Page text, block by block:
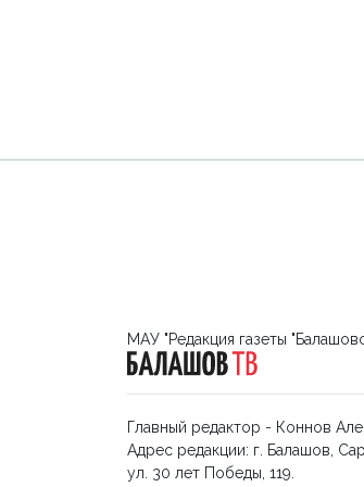
МАУ "Редакция газеты
Главный редактор - Коннов
Адрес редакции: г. Балашов,
ул. 30 лет Победы, 119.